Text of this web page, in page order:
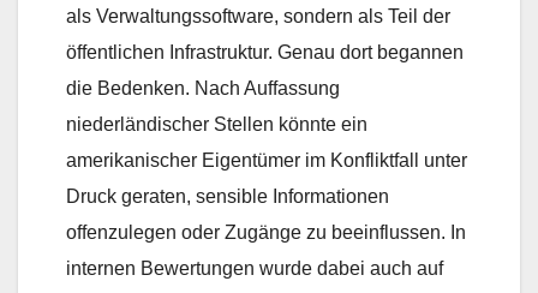
als Verwaltungssoftware, sondern als Teil der
öffentlichen Infrastruktur. Genau dort begannen
die Bedenken. Nach Auffassung
niederländischer Stellen könnte ein
amerikanischer Eigentümer im Konfliktfall unter
Druck geraten, sensible Informationen
offenzulegen oder Zugänge zu beeinflussen. In
internen Bewertungen wurde dabei auch auf